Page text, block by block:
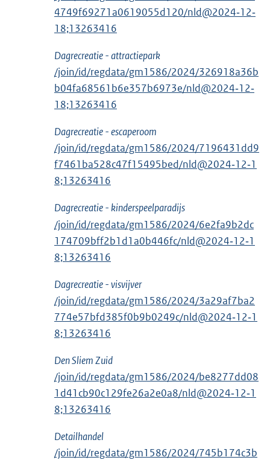
4749f69271a0619055d120/nld@2024‑12‑
18;13263416
Dagrecreatie - attractiepark
/join/id/regdata/gm1586/2024/326918a36b
b04fa68561b6e357b6973e/nld@2024‑12‑
18;13263416
Dagrecreatie - escaperoom
/join/id/regdata/gm1586/2024/7196431dd9
f7461ba528c47f15495bed/nld@2024‑12‑1
8;13263416
Dagrecreatie - kinderspeelparadijs
/join/id/regdata/gm1586/2024/6e2fa9b2dc
174709bff2b1d1a0b446fc/nld@2024‑12‑1
8;13263416
Dagrecreatie - visvijver
/join/id/regdata/gm1586/2024/3a29af7ba2
774e57bfd385f0b9b0249c/nld@2024‑12‑1
8;13263416
Den Sliem Zuid
/join/id/regdata/gm1586/2024/be8277dd08
1d41cb90c129fe26a2e0a8/nld@2024‑12‑1
8;13263416
Detailhandel
/join/id/regdata/gm1586/2024/745b174c3b